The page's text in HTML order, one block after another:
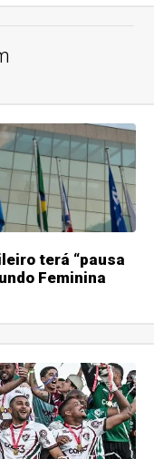
terá “pausa
Feminina